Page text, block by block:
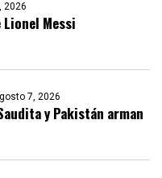
2026
Messi
7, 2026
y Pakistán arman